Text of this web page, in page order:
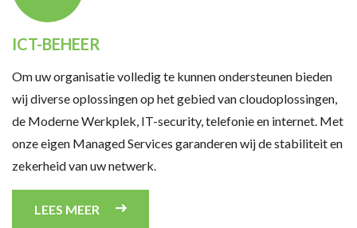
ICT-BEHEER
Om uw organisatie volledig te kunnen ondersteunen bieden
wij diverse oplossingen op het gebied van cloudoplossingen,
de Moderne Werkplek, IT-security, telefonie en internet. Met
onze eigen Managed Services garanderen wij de stabiliteit en
zekerheid van uw netwerk.
LEES MEER